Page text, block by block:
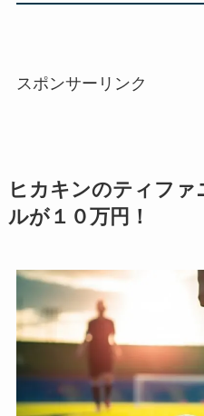
スポンサーリンク
ヒカキンのティファ
ルが１０万円！